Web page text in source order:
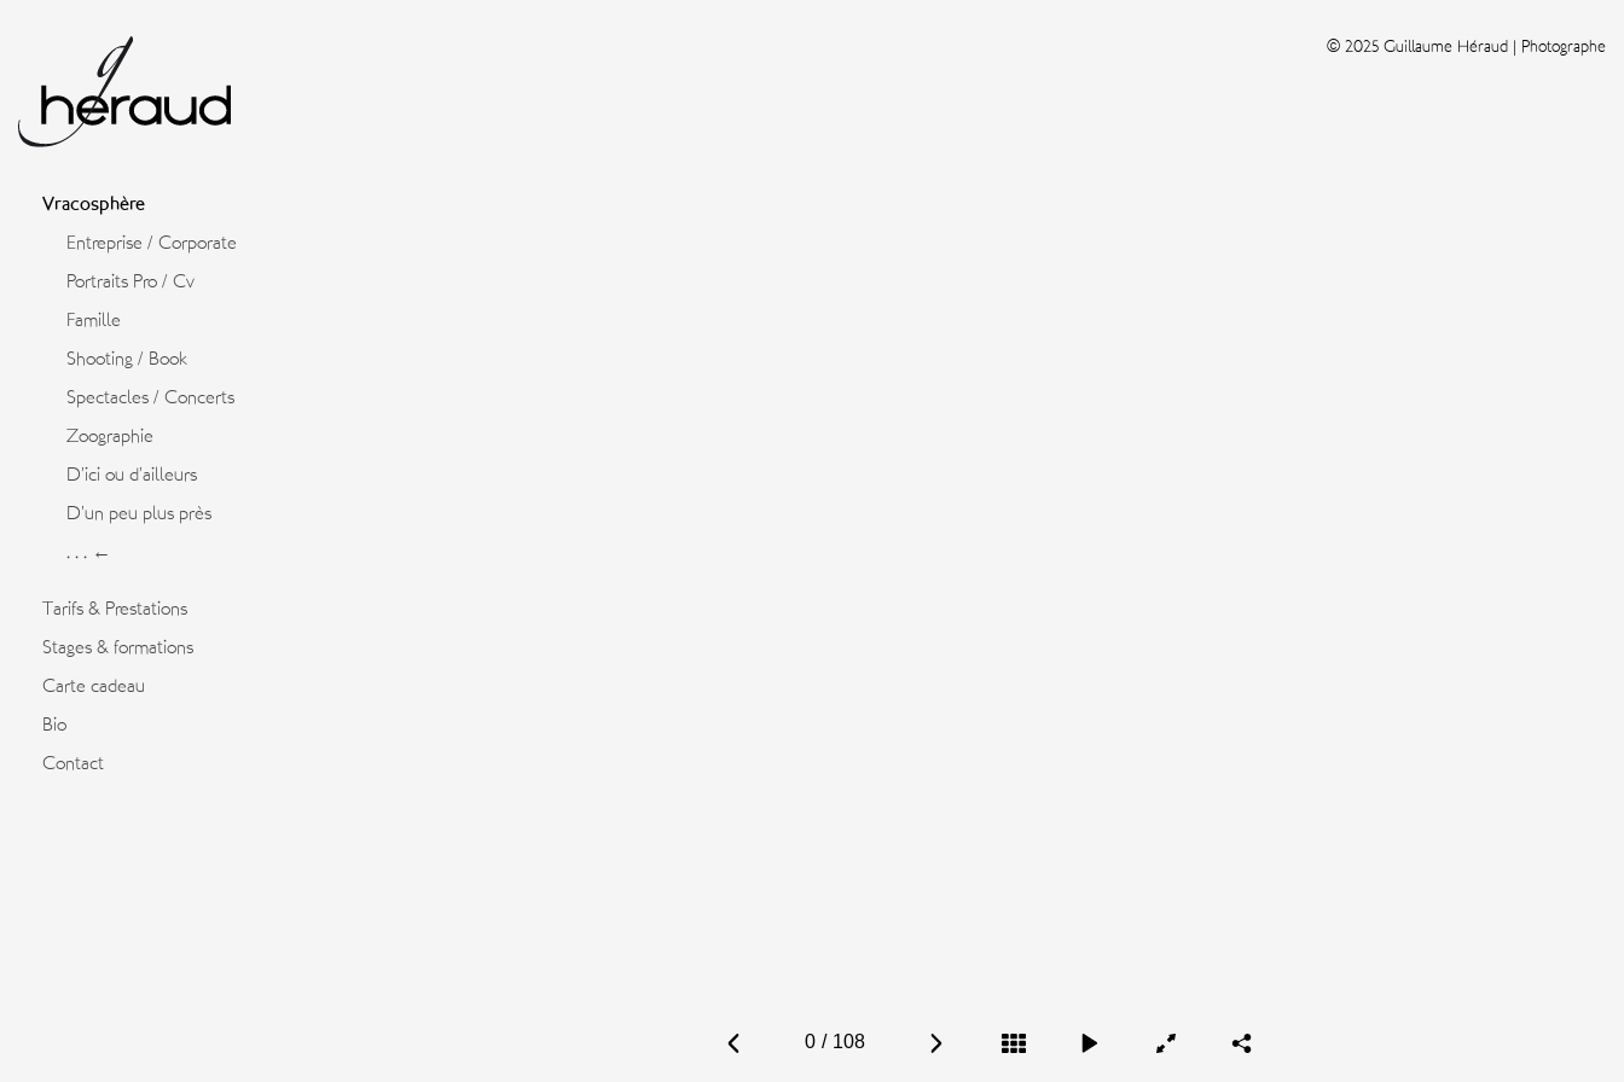
Vracosphère
Entreprise / Corporate
Portraits Pro / Cv
Famille
Shooting / Book
Spectacles / Concerts
Zoographie
D’ici ou d’ailleurs
D’un peu plus près
. . . ←
Tarifs & Prestations
Stages & formations
Carte cadeau
Bio
Contact
© 2025 Guillaume Héraud | Photographe
0 / 108